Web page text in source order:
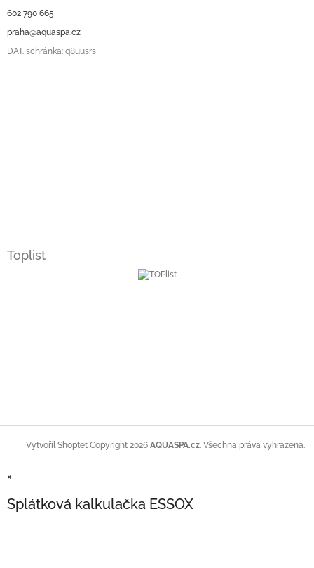
602 790 665
praha@aquaspa.cz
DAT. schránka: q8uusrs
Toplist
Vytvořil Shoptet Copyright 2026 AQUASPA.cz. Všechna práva vyhrazena.
×
Splátková kalkulačka ESSOX